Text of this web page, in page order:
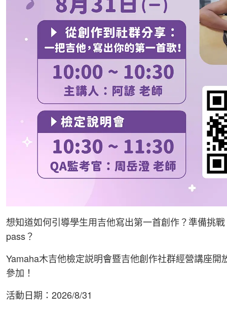
想知道如何引導學生用吉他寫出第一首創作？準備挑
pass？
Yamaha木吉他檢定説明會暨吉他創作社群經營講座
參加！
活動日期：2026/8/31